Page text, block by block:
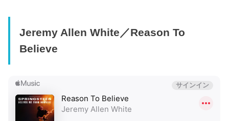
Jeremy Allen White／Reason To
Believe